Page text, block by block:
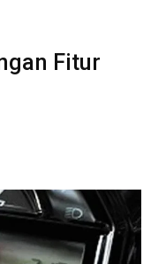
Fitur